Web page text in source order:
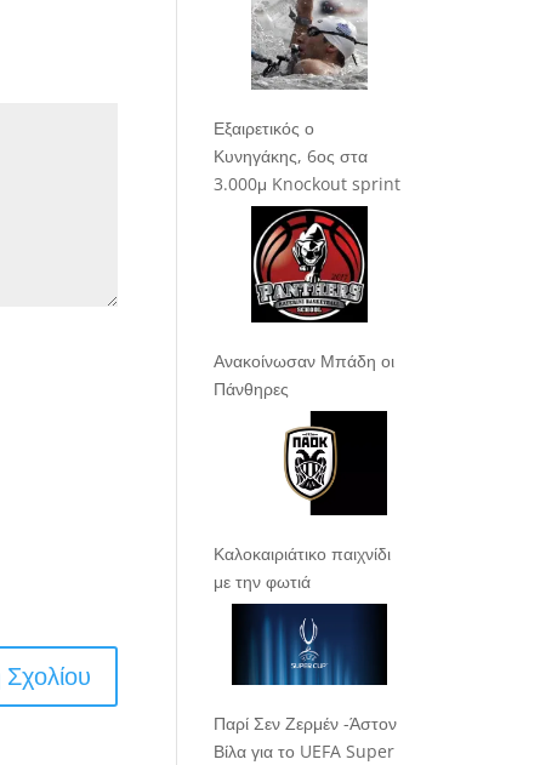
Εξαιρετικός ο
Κυνηγάκης, 6ος στα
3.000μ Knockout sprint
Ανακοίνωσαν Μπάδη οι
Πάνθηρες
Καλοκαιριάτικο παιχνίδι
με την φωτιά
Παρί Σεν Ζερμέν -Άστον
Βίλα για το UEFA Super